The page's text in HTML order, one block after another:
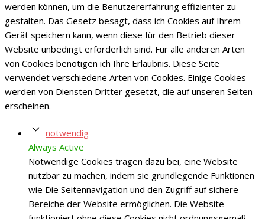
werden können, um die Benutzererfahrung effizienter zu
gestalten. Das Gesetz besagt, dass ich Cookies auf Ihrem
Gerät speichern kann, wenn diese für den Betrieb dieser
Website unbedingt erforderlich sind. Für alle anderen Arten
von Cookies benötigen ich Ihre Erlaubnis. Diese Seite
verwendet verschiedene Arten von Cookies. Einige Cookies
werden von Diensten Dritter gesetzt, die auf unseren Seiten
erscheinen.
notwendig
Always Active
Notwendige Cookies tragen dazu bei, eine Website
nutzbar zu machen, indem sie grundlegende Funktionen
wie Die Seitennavigation und den Zugriff auf sichere
Bereiche der Website ermöglichen. Die Website